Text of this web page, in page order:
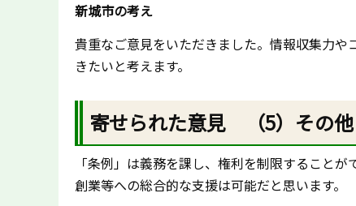
新城市の考え
貴重なご意見をいただきました。情報収集力
きたいと考えます。
寄せられた意見 （5）その他
「条例」は義務を課し、権利を制限すること
創業等への総合的な支援は可能だと思います。